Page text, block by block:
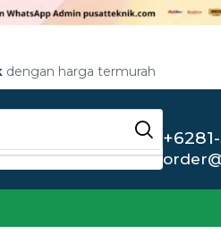
dengan harga termurah